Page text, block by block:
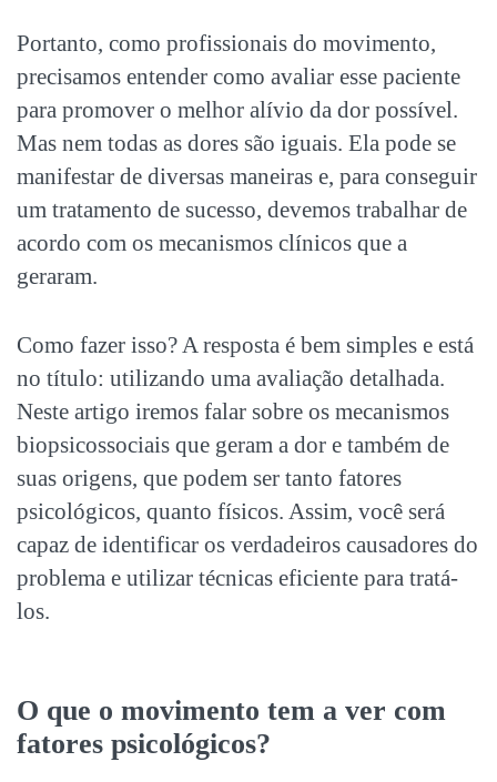
Portanto, como profissionais do movimento,
precisamos entender como avaliar esse paciente
para promover o melhor alívio da dor possível.
Mas nem todas as dores são iguais. Ela pode se
manifestar de diversas maneiras e, para conseguir
um tratamento de sucesso, devemos trabalhar de
acordo com os mecanismos clínicos que a
geraram.
Como fazer isso? A resposta é bem simples e está
no título: utilizando uma avaliação detalhada.
Neste artigo iremos falar sobre os mecanismos
biopsicossociais que geram a dor e também de
suas origens, que podem ser tanto fatores
psicológicos, quanto físicos. Assim, você será
capaz de identificar os verdadeiros causadores do
problema e utilizar técnicas eficiente para tratá-
los.
O que o movimento tem a ver com
fatores psicológicos?